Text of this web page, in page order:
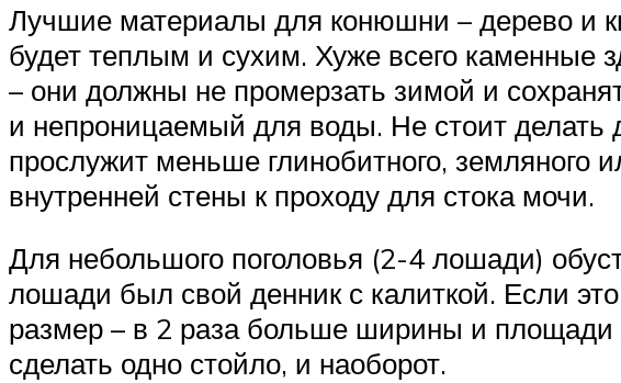
Лучшие материалы для конюшни – дерево и
будет теплым и сухим. Хуже всего каменные
– они должны не промерзать зимой и
и непроницаемый для воды. Не стоит делать
прослужит меньше глинобитного, земляного
внутренней стены к проходу для стока мочи.
Для небольшого поголовья (2-4 лошади)
лошади был свой денник с калиткой. Если
размер – в 2 раза больше ширины и площади
сделать одно стойло, и наоборот.